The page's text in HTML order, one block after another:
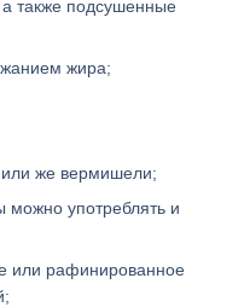
также подсушенные
жира;
же вермишели;
можно употреблять и
или рафинированное